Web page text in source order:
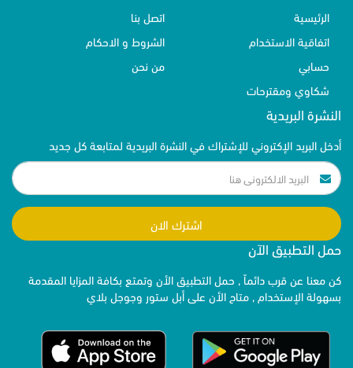
الرئيسية
اتصل بنا
اتفاقية الاستخدام
الشروط و الاحكام
حسابي
من نحن
شكاوي ومقترحات
النشرة البريدية
أدخل البريد الإكتروني للإشتراك في النشرة البريدية لمتابعة كل جديد
اشترك الان
حمل التطبيق الآن
كن معنا عن قرب دائماً , حمل التطبيق الأن وتمتع بكافة المزايا المقدمة
بسهولة الإستخدام , متاح الأن على أبل ستور وجوجل بلاي